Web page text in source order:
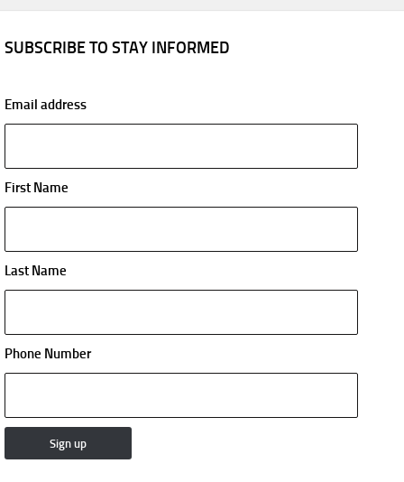
SUBSCRIBE TO STAY INFORMED
Email address
First Name
Last Name
Phone Number